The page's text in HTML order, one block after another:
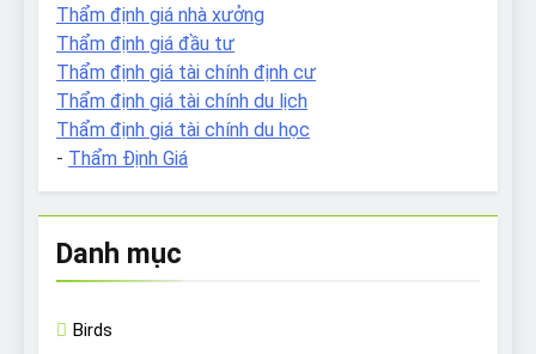
Thẩm định giá nhà xưởng
Thẩm định giá đầu tư
Thẩm định giá tài chính định cư
Thẩm định giá tài chính du lịch
Thẩm định giá tài chính du học
- Thẩm Định Giá
Danh mục
Birds